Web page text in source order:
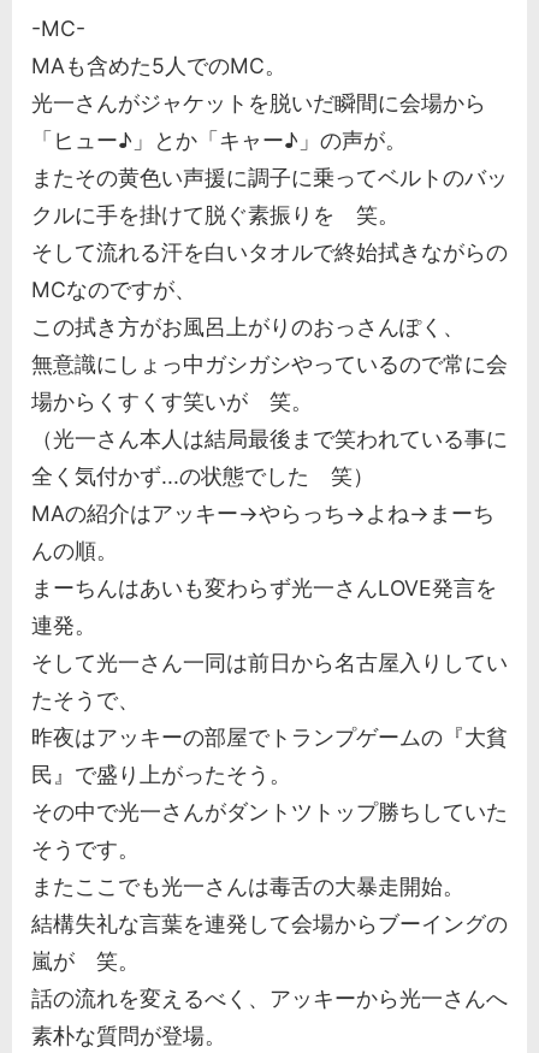
-MC-
MAも含めた5人でのMC。
光一さんがジャケットを脱いだ瞬間に会場から
「ヒュー♪」とか「キャー♪」の声が。
またその黄色い声援に調子に乗ってベルトのバッ
クルに手を掛けて脱ぐ素振りを 笑。
そして流れる汗を白いタオルで終始拭きながらの
MCなのですが、
この拭き方がお風呂上がりのおっさんぽく、
無意識にしょっ中ガシガシやっているので常に会
場からくすくす笑いが 笑。
（光一さん本人は結局最後まで笑われている事に
全く気付かず...の状態でした 笑）
MAの紹介はアッキー→やらっち→よね→まーち
んの順。
まーちんはあいも変わらず光一さんLOVE発言を
連発。
そして光一さん一同は前日から名古屋入りしてい
たそうで、
昨夜はアッキーの部屋でトランプゲームの『大貧
民』で盛り上がったそう。
その中で光一さんがダントツトップ勝ちしていた
そうです。
またここでも光一さんは毒舌の大暴走開始。
結構失礼な言葉を連発して会場からブーイングの
嵐が 笑。
話の流れを変えるべく、アッキーから光一さんへ
素朴な質問が登場。